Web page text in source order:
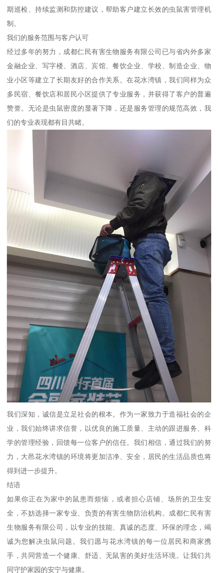
期巡检、持续监测和防控建议，帮助客户建立长效的虫鼠害管理机
制。
我们的服务范围与客户认可
经过多年的努力，成都仁民有害生物服务有限公司已与省内外多家
金融企业、写字楼、酒店、宾馆、餐饮企业、学校、制造企业、物
业小区等建立了长期友好的合作关系。在花水湾镇，我们同样为众
多民宿、餐饮店和居民小区提供了专业服务，并获得了客户的普遍
赞誉。无论是虫鼠密度的显著下降，还是服务管理的规范高效，我
们的专业表现都有目共睹。
我们深知，诚信是立足社会的根本。作为一家致力于造福社会的企
业，我们始终讲求信誉，以优良的施工质量、主动的跟进服务、科
学的管理经验，回馈每一位客户的信任。我们相信，通过我们的努
力，大邑花水湾镇的环境将更加洁净、安全，居民的生活品质也将
得到进一步提升。
结语
如果你正在为家中的鼠患而烦恼，或者担心店铺、场所的卫生安
全，不妨选择一家专业、负责的有害生物防治机构。成都仁民有害
生物服务有限公司，以专业的技能、真诚的态度、环保的理念，竭
诚为您解决虫鼠问题。我们愿与花水湾镇的每一位居民和商家携
手，共同营造一个健康、舒适、无鼠害的美好生活环境。让我们共
同守护家园的安宁与健康。